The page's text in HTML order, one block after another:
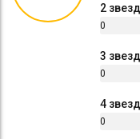
2
0
3
0
4
0